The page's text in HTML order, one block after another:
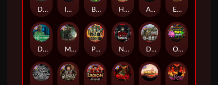
Nexus Blood & Shadow
Apocalypse Super xNudge
Outsourced: Payday
El Pasa Gunfight xNudge
Brick Snake 2000
Deadwood xNudge
Disturbed Pearl Harbor
Infectious 5 xWays Harlequin Carnival
Misery Mining D Day